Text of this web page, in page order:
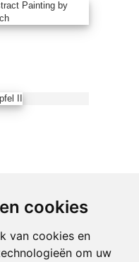
cookies
van cookies en
om uw